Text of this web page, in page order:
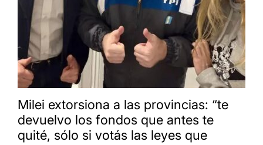
Milei extorsiona a las provincias: “te
devuelvo los fondos que antes te
quité, sólo si votás las leyes que